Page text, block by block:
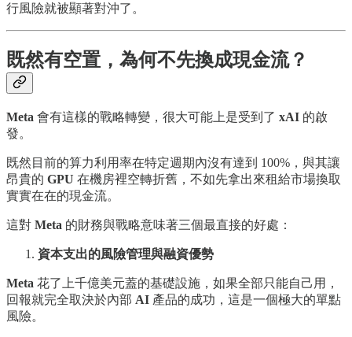
行風險就被顯著對沖了。
既然有空置，為何不先換成現金流？
Meta 會有這樣的戰略轉變，很大可能上是受到了 xAI 的啟
發。
既然目前的算力利用率在特定週期內沒有達到 100%，與其讓
昂貴的 GPU 在機房裡空轉折舊，不如先拿出來租給市場換取
實實在在的現金流。
這對 Meta 的財務與戰略意味著三個最直接的好處：
資本支出的風險管理與融資優勢
Meta 花了上千億美元蓋的基礎設施，如果全部只能自己用，
回報就完全取決於內部 AI 產品的成功，這是一個極大的單點
風險。